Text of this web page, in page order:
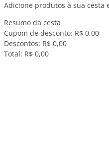
Adicione produtos à sua cesta
Resumo da cesta
Cupom de desconto: R$ 0,00
Descontos: R$ 0,00
Total: R$ 0,00